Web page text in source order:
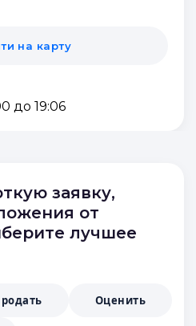
на карту
до 19:06
заявку,
от
лучшее
Оценить